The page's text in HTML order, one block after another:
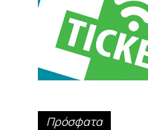
Πρόσφατα